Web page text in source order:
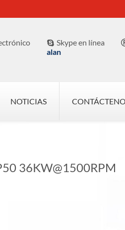
 Skype en línea
alan
NOTICIAS
36KW@1500RPM